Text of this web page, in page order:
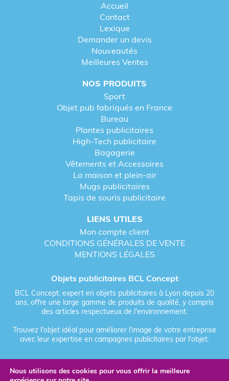
Accueil
Contact
Lexique
Demander un devis
Nouveautés
Meilleures Ventes
NOS PRODUITS
Sport
Objet pub fabriqués en France
Bureau
Plantes publicitaires
High-Tech publicitaire
Bagagerie
Vêtements et Accessoires
La maison et plein-air
Mugs publicitaires
Tapis de souris publicitaire
LIENS UTILES
Mon compte client
CONDITIONS GÉNÉRALES DE VENTE
MENTIONS LÉGALES
Objets publicitaires BCL Concept
BCL Concept, expert en objets publicitaires à Lyon depuis 20
ans, offre une large gamme de produits de qualité, y compris
des articles respectueux de l'environnement.
Trouvez l'objet idéal pour améliorer l'image de votre entreprise
avec leur expertise en campagnes publicitaires par l'objet.
Fièrement forgé par Les Vikings
Nous utilisons des cookies pour vous offrir la meilleure